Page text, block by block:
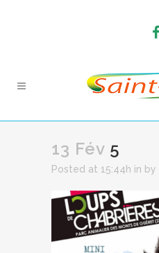
13 Fév 5
Posted at 15:44h in by